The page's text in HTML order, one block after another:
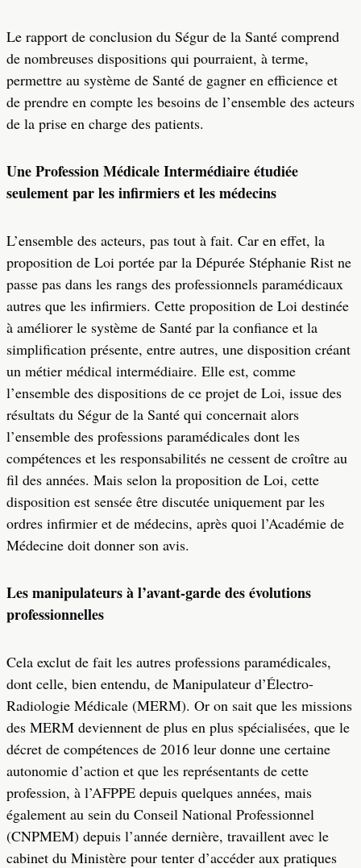
Le rapport de conclusion du Ségur de la Santé comprend
de nombreuses dispositions qui pourraient, à terme,
permettre au système de Santé de gagner en efficience et
de prendre en compte les besoins de l’ensemble des acteurs
de la prise en charge des patients.
Une Profession Médicale Intermédiaire étudiée
seulement par les infirmiers et les médecins
L’ensemble des acteurs, pas tout à fait. Car en effet, la
proposition de Loi portée par la Dépurée Stéphanie Rist ne
passe pas dans les rangs des professionnels paramédicaux
autres que les infirmiers. Cette proposition de Loi destinée
à améliorer le système de Santé par la confiance et la
simplification présente, entre autres, une disposition créant
un métier médical intermédiaire. Elle est, comme
l’ensemble des dispositions de ce projet de Loi, issue des
résultats du Ségur de la Santé qui concernait alors
l’ensemble des professions paramédicales dont les
compétences et les responsabilités ne cessent de croître au
fil des années. Mais selon la proposition de Loi, cette
disposition est sensée être discutée uniquement par les
ordres infirmier et de médecins, après quoi l’Académie de
Médecine doit donner son avis.
Les manipulateurs à l’avant-garde des évolutions
professionnelles
Cela exclut de fait les autres professions paramédicales,
dont celle, bien entendu, de Manipulateur d’Électro-
Radiologie Médicale (MERM). Or on sait que les missions
des MERM deviennent de plus en plus spécialisées, que le
décret de compétences de 2016 leur donne une certaine
autonomie d’action et que les représentants de cette
profession, à l’AFPPE depuis quelques années, mais
également au sein du Conseil National Professionnel
(CNPMEM) depuis l’année dernière, travaillent avec le
cabinet du Ministère pour tenter d’accéder aux pratiques